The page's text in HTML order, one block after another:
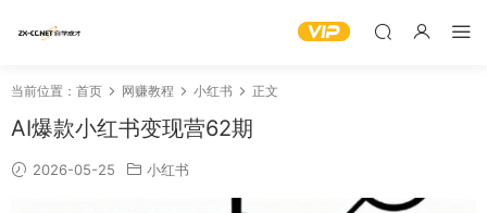
当前位置： 首页 网赚教程 小红书 正文
AI爆款小红书变现营62期
2026-05-25 小红书